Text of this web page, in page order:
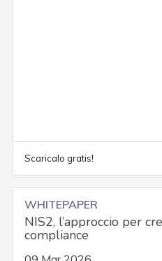
Scaricalo gratis!
WHITEPAPER
NIS2, l’approccio per
compliance